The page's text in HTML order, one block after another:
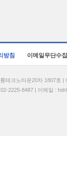
방침 이메일무단수
테크노타운20차 1807
2225-8487 | 이메일 :